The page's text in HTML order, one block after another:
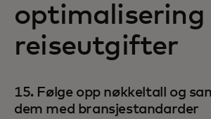
optimalisering
reiseutgifter
15. Følge opp nøkkeltall og
dem med bransjestandarder